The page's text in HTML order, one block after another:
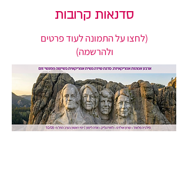
סדנאות קרובות
(לחצו על התמונה לעוד פרטים
ולהרשמה)